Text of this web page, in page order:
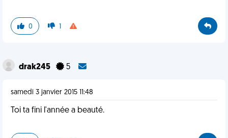
0 1
drak245 5
samedi 3 janvier 2015 11:48
Toi ta fini l'année a beauté.